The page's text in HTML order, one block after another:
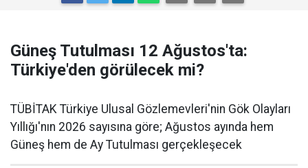
Güneş Tutulması 12 Ağustos'ta:
Türkiye'den görülecek mi?
TÜBİTAK Türkiye Ulusal Gözlemevleri'nin Gök Olayları
Yıllığı'nın 2026 sayısına göre; Ağustos ayında hem
Güneş hem de Ay Tutulması gerçekleşecek